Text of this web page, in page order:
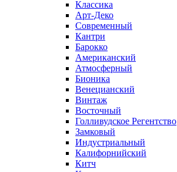
Классика
Арт-Деко
Современный
Кантри
Барокко
Американский
Атмосферный
Бионика
Венецианский
Винтаж
Восточный
Голливудское Регентство
Замковый
Индустриальный
Калифорнийский
Китч